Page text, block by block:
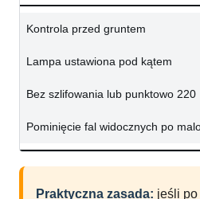
Kontrola przed gruntem
Lampa ustawiona pod kątem
Bez szlifowania lub punktowo 220
Pominięcie fal widocznych po
Praktyczna zasada: jeśli